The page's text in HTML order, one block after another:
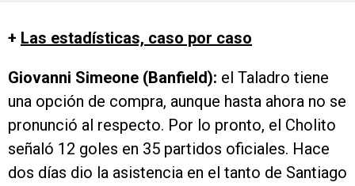
+ Las estadísticas, caso por caso
Giovanni Simeone (Banfield): el Taladro tiene
una opción de compra, aunque hasta ahora no se
pronunció al respecto. Por lo pronto, el Cholito
señaló 12 goles en 35 partidos oficiales. Hace
dos días dio la asistencia en el tanto de Santiago